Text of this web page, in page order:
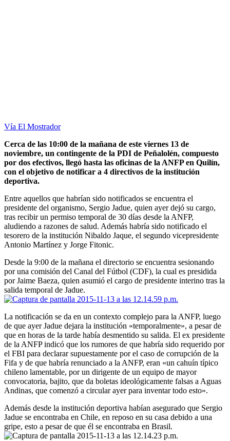
Vía El Mostrador
Cerca de las 10:00 de la mañana de este viernes 13 de
noviembre, un contingente de la PDI de Peñalolén, compuesto
por dos efectivos, llegó hasta las oficinas de la ANFP en Quilín,
con el objetivo de notificar a 4 directivos de la institución
deportiva.
Entre aquellos que habrían sido notificados se encuentra el
presidente del organismo, Sergio Jadue, quien ayer dejó su cargo,
tras recibir un permiso temporal de 30 días desde la ANFP,
aludiendo a razones de salud. Además habría sido notificado el
tesorero de la institución Nibaldo Jaque, el segundo vicepresidente
Antonio Martínez y Jorge Fitonic.
Desde la 9:00 de la mañana el directorio se encuentra sesionando
por una comisión del Canal del Fútbol (CDF), la cual es presidida
por Jaime Baeza, quien asumió el cargo de presidente interino tras la
salida temporal de Jadue.
La notificación se da en un contexto complejo para la ANFP, luego
de que ayer Jadue dejara la institución «temporalmente», a pesar de
que en horas de la tarde había desmentido su salida. El ex presidente
de la ANFP indicó que los rumores de que habría sido requerido por
el FBI para declarar supuestamente por el caso de corrupción de la
Fifa y de que habría renunciado a la ANFP, eran «un cahuín típico
chileno lamentable, por un dirigente de un equipo de mayor
convocatoria, bajito, que da boletas ideológicamente falsas a Aguas
Andinas, que comenzó a circular ayer para inventar todo esto».
Además desde la institución deportiva habían asegurado que Sergio
Jadue se encontraba en Chile, en reposo en su casa debido a una
gripe, esto a pesar de que él se encontraba en Brasil.